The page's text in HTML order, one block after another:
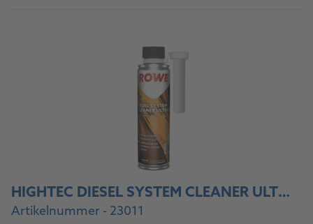
HIGHTEC DIESEL SYSTEM CLEANER ULTRA
Artikelnummer - 23011